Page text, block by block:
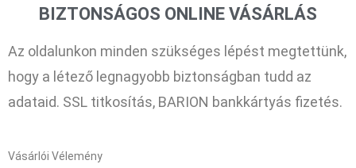
BIZTONSÁGOS ONLINE VÁSÁRLÁS
Az oldalunkon minden szükséges lépést megtettünk,
hogy a létező legnagyobb biztonságban tudd az
adataid. SSL titkosítás, BARION bankkártyás fizetés.
Vásárlói Vélemény